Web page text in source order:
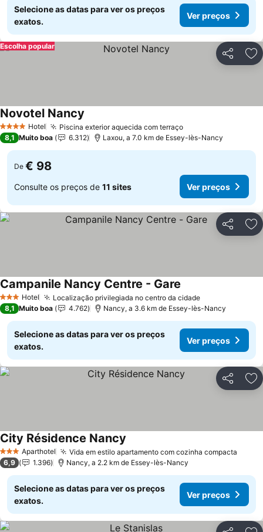
Selecione as datas para ver os preços
exatos.
Ver preços
Partilhar
Escolha popular
4 EstrelasHotel Piscina exterior aquecida com terraçoVer preços
Novotel Nancy
8,1 Muito boa 6.312 Laxou, a 7.0 km de Essey-lès-Nancy
De € 98
Consulte os preços de 11 sites Ver preços
Partilhar
3 EstrelasHotel Localização privilegiada no centro da cidadeVer preços
Campanile Nancy Centre - Gare
8,1 Muito boa 4.762 Nancy, a 3.6 km de Essey-lès-Nancy
Selecione as datas para ver os preços
exatos.
Ver preços
Partilhar
3 EstrelasAparthotel Vida em estilo apartamento com cozinha compacta
City Résidence Nancy
6,9 1.396 Nancy, a 2.2 km de Essey-lès-Nancy
Selecione as datas para ver os preços
exatos.
Ver preços